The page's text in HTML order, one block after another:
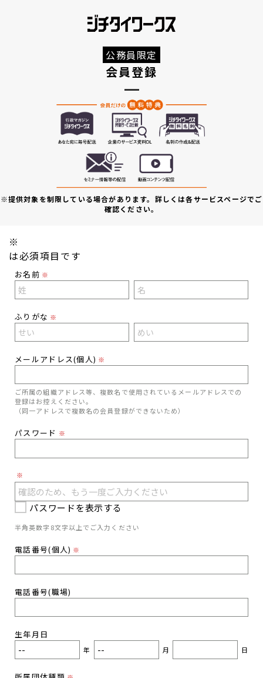
公務員限定
会員登録
※提供対象を制限している場合があります。詳しくは各サービスページでご
確認ください。
※
は必須項目です
お名前 ※
ふりがな ※
メールアドレス(個人) ※
ご所属の組織アドレス等、複数名で使用されているメールアドレスでの
登録はお控えください。
（同一アドレスで複数名の会員登録ができないため）
パスワード ※
※
パスワードを表示する
半角英数字8文字以上でご入力ください
電話番号(個人) ※
電話番号(職場)
生年月日
年 月 日